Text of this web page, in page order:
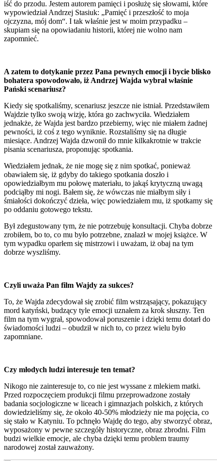
iść do przodu. Jestem autorem pamięci i posłużę się słowami, które
wypowiedział Andrzej Stasiuk: „Pamięć i przeszłość to moja
ojczyzna, mój dom“. I tak właśnie jest w moim przypadku –
skupiam się na opowiadaniu historii, której nie wolno nam
zapomnieć.
A zatem to dotykanie przez Pana pewnych emocji i bycie blisko
bohatera spowodowało, iż Andrzej Wajda wybrał właśnie
Pański scenariusz?
Kiedy się spotkaliśmy, scenariusz jeszcze nie istniał. Przedstawiłem
Wajdzie tylko swoją wizję, która go zachwyciła. Wiedziałem
jednakże, że Wajda jest bardzo przebierny, więc nie miałem żadnej
pewności, iż coś z tego wyniknie. Rozstaliśmy się na długie
miesiące. Andrzej Wajda dzwonił do mnie kilkakrotnie w trakcie
pisania scenariusza, proponując spotkania.
Wiedziałem jednak, że nie mogę się z nim spotkać, ponieważ
obawiałem się, iż gdyby do takiego spotkania doszło i
opowiedziałbym mu połowę materiału, to jakąś krytyczną uwagą
podciąłby mi nogi. Bałem się, że wówczas nie miałbym siły i
śmiałości dokończyć dzieła, więc powiedziałem mu, iż spotkamy się
po oddaniu gotowego tekstu.
Był zdegustowany tym, że nie potrzebuję konsultacji. Chyba dobrze
zrobiłem, bo to, co mu było potrzebne, znalazł w mojej książce. W
tym wypadku oparłem się mistrzowi i uważam, iż obaj na tym
dobrze wyszliśmy.
Czyli uważa Pan film Wajdy za sukces?
To, że Wajda zdecydował się zrobić film wstrząsający, pokazujący
mord katyński, budzący tyle emocji uznałem za krok słuszny. Ten
film na tym wygrał, spowodował poruszenie i dzięki temu dotarł do
świadomości ludzi – obudził w nich to, co przez wielu było
zapomniane.
Czy młodych ludzi interesuje ten temat?
Nikogo nie zainteresuje to, co nie jest wyssane z mlekiem matki.
Przed rozpoczęciem produkcji filmu przeprowadzone zostały
badania socjologiczne w liceach i gimnazjach polskich, z których
dowiedzieliśmy się, że około 40-50% młodzieży nie ma pojęcia, co
się stało w Katyniu. To pchnęło Wajdę do tego, aby stworzyć obraz,
wyposażony w pewne szczegóły historyczne, obraz zbrodni. Film
budzi wielkie emocje, ale chyba dzięki temu problem traumy
narodowej został zauważony.